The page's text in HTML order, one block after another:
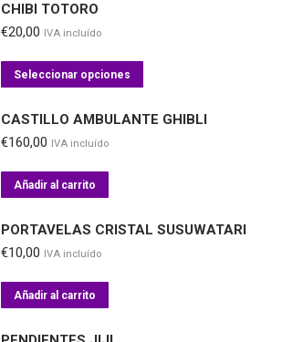
CHIBI TOTORO
€20,00 IVA incluído
Seleccionar opciones
tiene
se
CASTILLO AMBULANTE GHIBLI
€160,00 IVA incluído
Añadir al carrito
PORTAVELAS CRISTAL SUSUWATARI
€10,00 IVA incluído
Añadir al carrito